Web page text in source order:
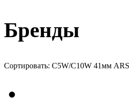
Бренды
Сортировать: C5W/C10W 41мм